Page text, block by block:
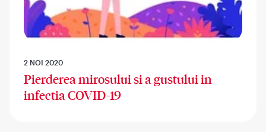
2 NOI 2020
Pierderea mirosului si a gustului in
infectia COVID-19